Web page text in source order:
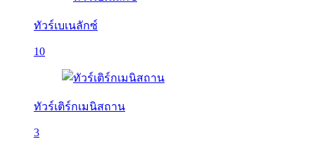
ทัวร์เบเนลักซ์
10
ทัวร์เติร์กเมนิสถาน
3